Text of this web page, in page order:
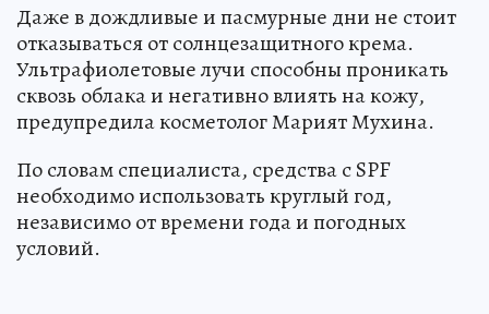
Даже в дождливые и пасмурные дни не стоит
отказываться от солнцезащитного крема.
Ультрафиолетовые лучи способны проникать
сквозь облака и негативно влиять на кожу,
предупредила косметолог Марият Мухина.
По словам специалиста, средства с SPF
необходимо использовать круглый год,
независимо от времени года и погодных
условий.